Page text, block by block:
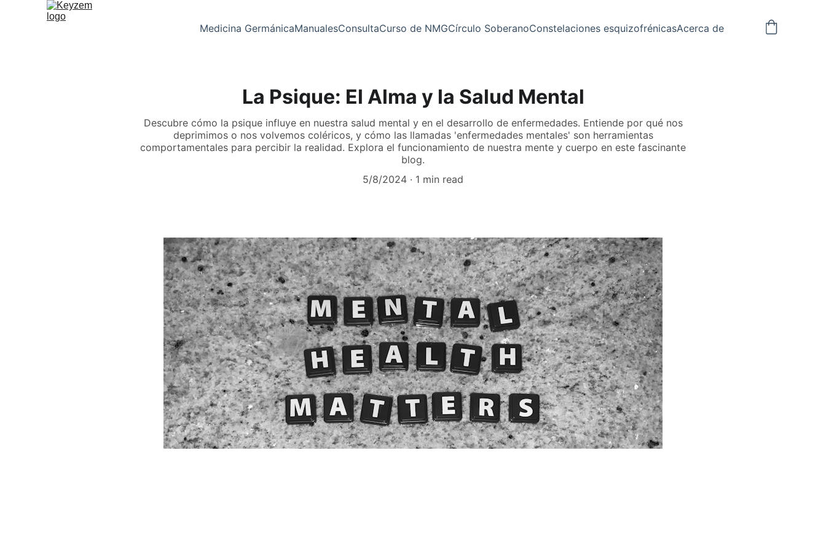
Medicina GermánicaManualesConsultaCurso de NMGCírculo SoberanoConstelaciones esquizofrénicasAcerca de
La Psique: El Alma y la Salud Mental
Descubre cómo la psique influye en nuestra salud mental y en el desarrollo de enfermedades. Entiende por qué nos
deprimimos o nos volvemos coléricos, y cómo las llamadas 'enfermedades mentales' son herramientas
comportamentales para percibir la realidad. Explora el funcionamiento de nuestra mente y cuerpo en este fascinante
blog.
5/8/2024
1 min read